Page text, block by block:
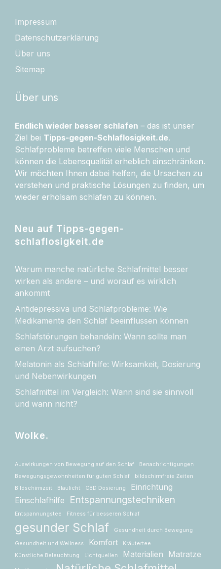
Impressum
Datenschutzerklärung
Über uns
Sitemap
Über uns
Endlich wieder besser schlafen – das ist unser
Ziel bei Tipps-gegen-Schlaflosigkeit.de.
Schlafprobleme betreffen viele Menschen und
können die Lebensqualität erheblich einschränken.
Wir möchten Ihnen dabei helfen, die Ursachen zu
verstehen und praktische Lösungen zu finden, um
wieder erholsam schlafen zu können.
Neu auf Tipps-gegen-
schlaflosigkeit.de
Warum manche natürliche Schlafmittel besser
wirken als andere – und worauf es wirklich
ankommt
Antidepressiva und Schlafprobleme: Wie
Medikamente den Schlaf beeinflussen können
Schlafstörungen behandeln: Wann sollte man
einen Arzt aufsuchen?
Melatonin als Schlafhilfe: Wirksamkeit, Dosierung
und Nebenwirkungen
Schlafmittel im Vergleich: Wann sind sie sinnvoll
und wann nicht?
Wolke.
Auswirkungen von Bewegung auf den Schlaf
Benachrichtigungen
Bewegungsgewohnheiten für guten Schlaf
bildschirmfreie Zeiten
Bildschirmzeit
Blaulicht CBD Dosierung
Einrichtung
Einschlafhilfe
Entspannungstechniken
Entspannungstee Fitness für besseren Schlaf
gesunder Schlaf Gesundheit durch Bewegung
Gesundheit und Wellness Komfort
Kräutertee
Künstliche Beleuchtung
Lichtquellen Materialien Matratze